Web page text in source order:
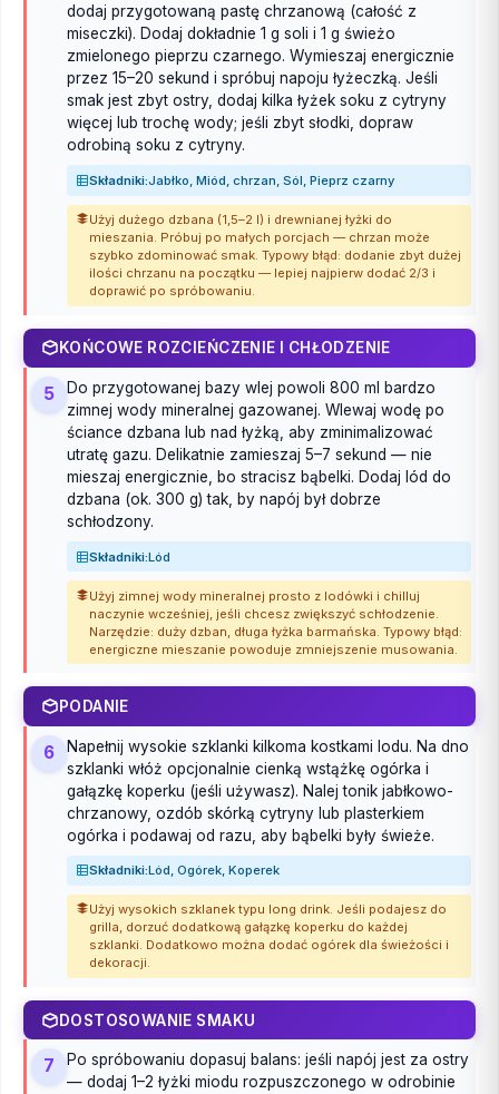
dodaj przygotowaną pastę chrzanową (całość z
miseczki). Dodaj dokładnie 1 g soli i 1 g świeżo
zmielonego pieprzu czarnego. Wymieszaj energicznie
przez 15–20 sekund i spróbuj napoju łyżeczką. Jeśli
smak jest zbyt ostry, dodaj kilka łyżek soku z cytryny
więcej lub trochę wody; jeśli zbyt słodki, dopraw
odrobiną soku z cytryny.
Składniki:Jabłko, Miód, chrzan, Sól, Pieprz czarny
Użyj dużego dzbana (1,5–2 l) i drewnianej łyżki do
mieszania. Próbuj po małych porcjach — chrzan może
szybko zdominować smak. Typowy błąd: dodanie zbyt dużej
ilości chrzanu na początku — lepiej najpierw dodać 2/3 i
doprawić po spróbowaniu.
KOŃCOWE ROZCIEŃCZENIE I CHŁODZENIE
5
Do przygotowanej bazy wlej powoli 800 ml bardzo
zimnej wody mineralnej gazowanej. Wlewaj wodę po
ściance dzbana lub nad łyżką, aby zminimalizować
utratę gazu. Delikatnie zamieszaj 5–7 sekund — nie
mieszaj energicznie, bo stracisz bąbelki. Dodaj lód do
dzbana (ok. 300 g) tak, by napój był dobrze
schłodzony.
Składniki:Lód
Użyj zimnej wody mineralnej prosto z lodówki i chilluj
naczynie wcześniej, jeśli chcesz zwiększyć schłodzenie.
Narzędzie: duży dzban, długa łyżka barmańska. Typowy błąd:
energiczne mieszanie powoduje zmniejszenie musowania.
PODANIE
6
Napełnij wysokie szklanki kilkoma kostkami lodu. Na dno
szklanki włóż opcjonalnie cienką wstążkę ogórka i
gałązkę koperku (jeśli używasz). Nalej tonik jabłkowo-
chrzanowy, ozdób skórką cytryny lub plasterkiem
ogórka i podawaj od razu, aby bąbelki były świeże.
Składniki:Lód, Ogórek, Koperek
Użyj wysokich szklanek typu long drink. Jeśli podajesz do
grilla, dorzuć dodatkową gałązkę koperku do każdej
szklanki. Dodatkowo można dodać ogórek dla świeżości i
dekoracji.
DOSTOSOWANIE SMAKU
7
Po spróbowaniu dopasuj balans: jeśli napój jest za ostry
— dodaj 1–2 łyżki miodu rozpuszczonego w odrobinie